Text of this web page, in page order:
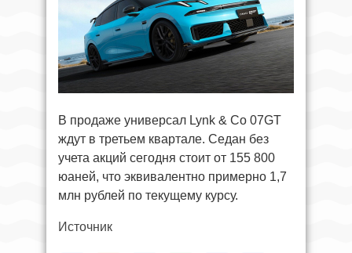
В продаже универсал Lynk & Co 07GT
ждут в третьем квартале. Седан без
учета акций сегодня стоит от 155 800
юаней, что эквивалентно примерно 1,7
млн рублей по текущему курсу.
Источник